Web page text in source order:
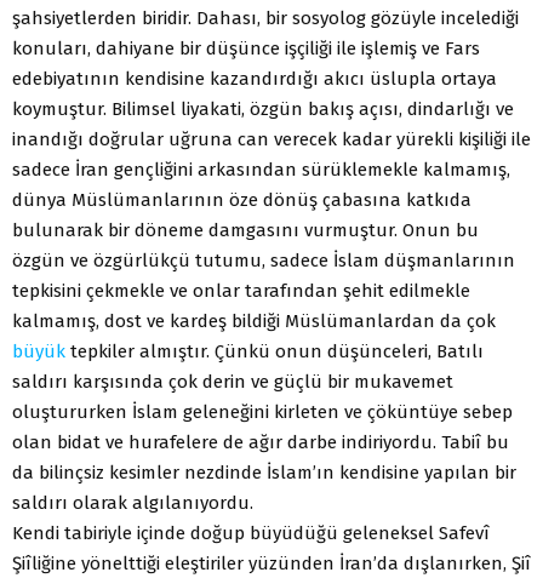
şahsiyetlerden biridir. Dahası, bir sosyolog gözüyle incelediği
konuları, dahiyane bir düşünce işçiliği ile işlemiş ve Fars
edebiyatının kendisine kazandırdığı akıcı üslupla ortaya
koymuştur. Bilimsel liyakati, özgün bakış açısı, dindarlığı ve
inandığı doğrular uğruna can verecek kadar yürekli kişiliği ile
sadece İran gençliğini arkasından sürüklemekle kalmamış,
dünya Müslümanlarının öze dönüş çabasına katkıda
bulunarak bir döneme damgasını vurmuştur. Onun bu
özgün ve özgürlükçü tutumu, sadece İslam düşmanlarının
tepkisini çekmekle ve onlar tarafından şehit edilmekle
kalmamış, dost ve kardeş bildiği Müslümanlardan da çok
büyük tepkiler almıştır. Çünkü onun düşünceleri, Batılı
saldırı karşısında çok derin ve güçlü bir mukavemet
oluştururken İslam geleneğini kirleten ve çöküntüye sebep
olan bidat ve hurafelere de ağır darbe indiriyordu. Tabiî bu
da bilinçsiz kesimler nezdinde İslam’ın kendisine yapılan bir
saldırı olarak algılanıyordu.
Kendi tabiriyle içinde doğup büyüdüğü geleneksel Safevî
Şiîliğine yönelttiği eleştiriler yüzünden İran’da dışlanırken, Şiî